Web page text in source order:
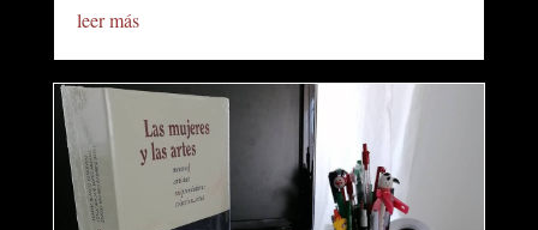
leer más